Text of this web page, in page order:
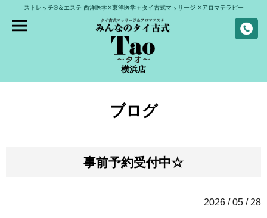
ストレッチ®＆エステ 西洋医学✕東洋医学＋タイ古式マッサージ ✕アロマテラピー
横浜店
ブログ
事前予約受付中☆
2026 / 05 / 28